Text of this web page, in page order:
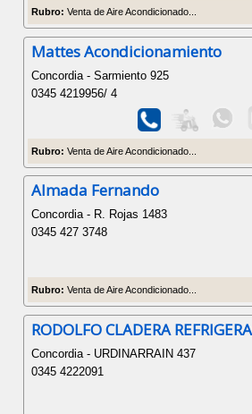
Rubro: Venta de Aire Acondicionado...
Mattes Acondicionamiento
Concordia - Sarmiento 925
0345 4219956/ 4
Rubro: Venta de Aire Acondicionado...
Almada Fernando
Concordia - R. Rojas 1483
0345 427 3748
Rubro: Venta de Aire Acondicionado...
RODOLFO CLADERA
Concordia - URDINARRAIN 437
0345 4222091